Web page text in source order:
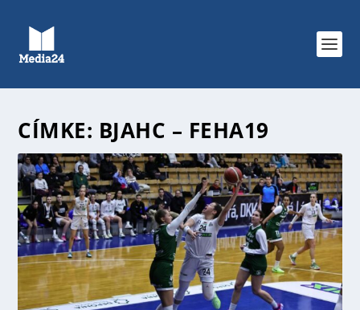
CÍMKE: BJAHC – FEHA19